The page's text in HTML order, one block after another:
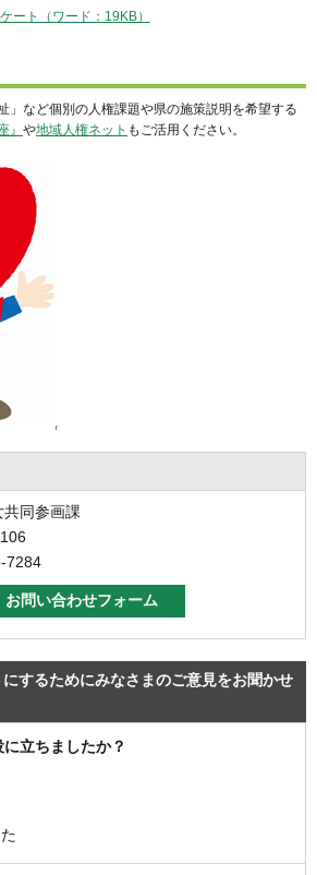
ート（ワード：19KB）
」など個別の人権課題や県の施策説明を希望する
』 や地域人権ネット もご活用ください。
同参画課
7284
するためにみなさまのご意見をお聞かせ
立ちましたか？